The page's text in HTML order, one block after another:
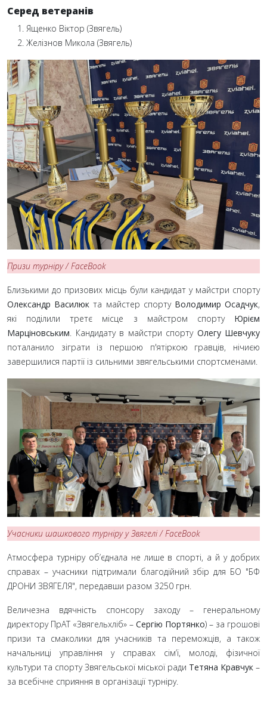
Серед ветеранів
Ященко Віктор (Звягель)
Желізнов Микола (Звягель)
Призи турніру / FaceBook
Близькими до призових місць були кандидат у майстри спорту
Олександр Василюк та майстер спорту Володимир Осадчук,
які поділили третє місце з майстром спорту Юрієм
Марціновським. Кандидату в майстри спорту Олегу Шевчуку
поталанило зіграти із першою п'ятіркою гравців, нічиєю
завершилися партії із сильними звягельськими спортсменами.
Учасники шашкового турніру у Звягелі / FaceBook
Атмосфера турніру об’єднала не лише в спорті, а й у добрих
справах – учасники підтримали благодійний збір для БО "БФ
ДРОНИ ЗВЯГЕЛЯ", передавши разом 3250 грн.
Величезна вдячність спонсору заходу – генеральному
директору ПрАТ «Звягельхліб» – Сергію Портянко) – за грошові
призи та смаколики для учасників та переможців, а також
начальниці управління у справах сім’ї, молоді, фізичної
культури та спорту Звягельської міської ради Тетяна Кравчук –
за всебічне сприяння в організації турніру.